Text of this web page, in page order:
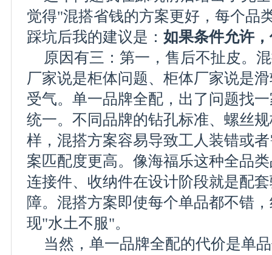
觉得"混搭省钱的方案更好，每个品
踩坑后我的建议是： 如果条件允许
原因有三：第一，售后不扯皮。
厂家说是柜体问题、柜体厂家说是
受气。单一品牌全配，出了问题找
统一。不同品牌的钻孔标准、螺丝
样，混搭方案容易导致工人装错或
案匹配度更高。像海福乐这种全品
连接件、收纳件在设计阶段就是配
障。混搭方案即使每个单品都不错
现"水土不服"。
当然，单一品牌全配的代价是单